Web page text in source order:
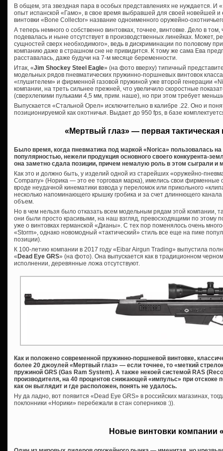
В общем, эта звездная пара в особых представлениях не нуждается. И
опыт испанской «Гамо», в свое время выбравшей для своей новейшей
винтовки «Bone Collector» название одноименного оружейно-
А теперь немного о собственно винтовках, точнее, винтовке. Дело в
подевалась и ныне отсутствует в производственных линейках. Может,
сущностей сверх необходимого», ведь в дискриминации по половому
компанию даже в страшном сне не привидится. К тому же сама Ева
расставалась, даже будучи на 7-м месяце беременности.
Итак, «Jim Shockey Steel Eagle» (на фото вверху) типичный
модельных рядов пневматических пружинно-поршневых винтовок
«глушителем» и фирменной газовой пружиной уже второй генерации
компании, на треть сильнее прежней, что увеличило скоростные
(сверхлегкими пульками 4,5 мм, прим. наше), но при этом требует
Выпускается «Стальной Орел» исключительно в калибре .22. Оно и
позиционируемой как охотничья. Выдает до 950 fps, в базе
«Мертвый глаз» — первая тактическая
Было время, когда пневматика под маркой «Norica» пользовалась
популярностью, нежели продукция основного своего конкурента-
она заметно сдала позиции, причем немалую роль в этом сыграли и
Как это и должно быть, у изделий одной из старейших «оружейно-
Company» (Норика — это ее торговая марка), имелись свои фирменные
вроде неудачной кинематики взвода у переломок или прикольного
несколько напоминающего крышку гробика и за счет длиннющего
объем.
Но в чем нельзя было отказать всем модельным рядам этой компании,
они были просто красивыми, на наш взгляд, превосходящими по этому
уже о винтовках германской «Дианы». С тех пор поменялось очень
«Storm», однако новомодный «тактический» стиль все еще на пике
позиции).
К 100-летию компании в 2017 году «Eibar Airgun Trading» выпустила
« Dead Eye GRS» (на фото). Она выпускается как в традиционном
исполнении, деревянные ложа отсутствуют.
Как и положено современной пружинно-поршневой винтовке,
более 20 джоулей «Мертвый глаз» — если точнее, то «меткий
пружиной GRS (Gas Ram System). А также некоей системой RAS
производителя, на 40 процентов снижающей «импульс» при
как он выглядит и где расположен, понять не удалось.
Ну да ладно, вот появится «Dead Eye GRS» в российских магазинах,
поклонники «Норики» перебежали в стан соперников :)).
Новые винтовки компании